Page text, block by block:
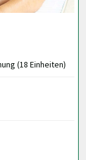
(18 Einheiten)